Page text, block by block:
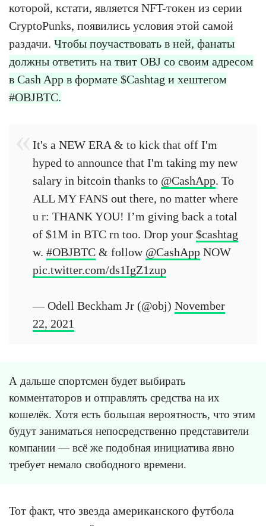
которой, кстати, является NFT-токен из серии
CryptoPunks, появились условия этой самой
раздачи. Чтобы поучаствовать в ней, фанаты
должны ответить на твит OBJ со своим адресом
в Cash App в формате $Cashtag и хештегом
#OBJBTC.
It's a NEW ERA & to kick that off I'm
hyped to announce that I'm taking my new
salary in bitcoin thanks to @CashApp. To
ALL MY FANS out there, no matter where
u r: THANK YOU! I’m giving back a total
of $1M in BTC rn too. Drop your $cashtag
w. #OBJBTC & follow @CashApp NOW
pic.twitter.com/ds1IgZ1zup
— Odell Beckham Jr (@obj) November
22, 2021
А дальше спортсмен будет выбирать
комментаторов и отправлять средства на их
кошелёк. Хотя есть большая вероятность, что этим
будут заниматься непосредственно представители
компании — всё же подобная инициатива явно
требует немало свободного времени.
Тот факт, что звезда американского футбола